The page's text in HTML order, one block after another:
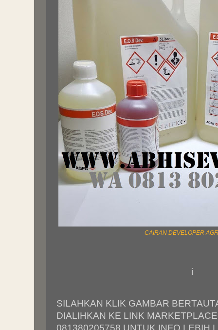
CAIRAN DEVELOPER
i
SILAHKAN KLIK GAMBAR
DIALIHKAN KE LINK
081380205758 UNTUK INFO LEBIH